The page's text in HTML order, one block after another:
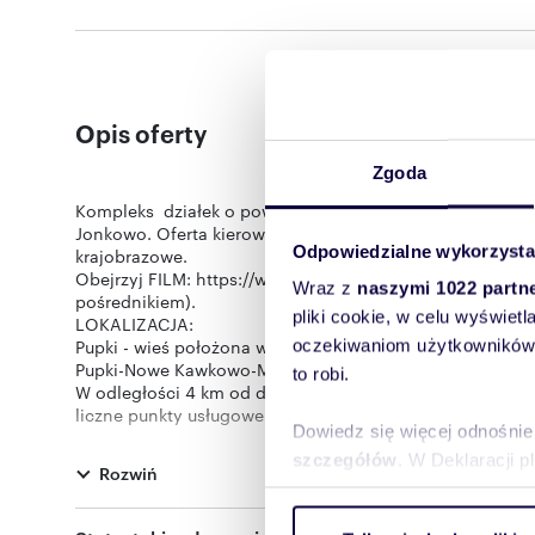
Zgoda
Odpowiedzialne
Wraz z naszymi 1022
pliki cookie, w celu
oczekiwaniom
to robi.
Dowiedz się więcej
szczegółów . W Deklaracji
Opis oferty
Kompleks działek o powierzchni od 3012 m2
Jonkowo. Oferta kierowana do osób pragnących
krajobrazowe.
Obejrzyj FILM: https://www.youtube.com/
pośrednikiem).
LOKALIZACJA:
Pupki - wieś położona w gminie Jonkowo, oddalona
Pupki-Nowe Kawkowo-Mostkowo.
W odległości 4 km od działek gminna wieś Jonkowo z
liczne punkty usługowe.
Działki w otoczeniu rezerwatu przyrody Kamienna Góra
W odległości 1 km jeziorko leśne.
W sąsiedztwie gospodarstwa agroturystyczne,
DZIAŁKI:
Działki położone z bezpośrednim dojazdem z drogi
Rozwiń